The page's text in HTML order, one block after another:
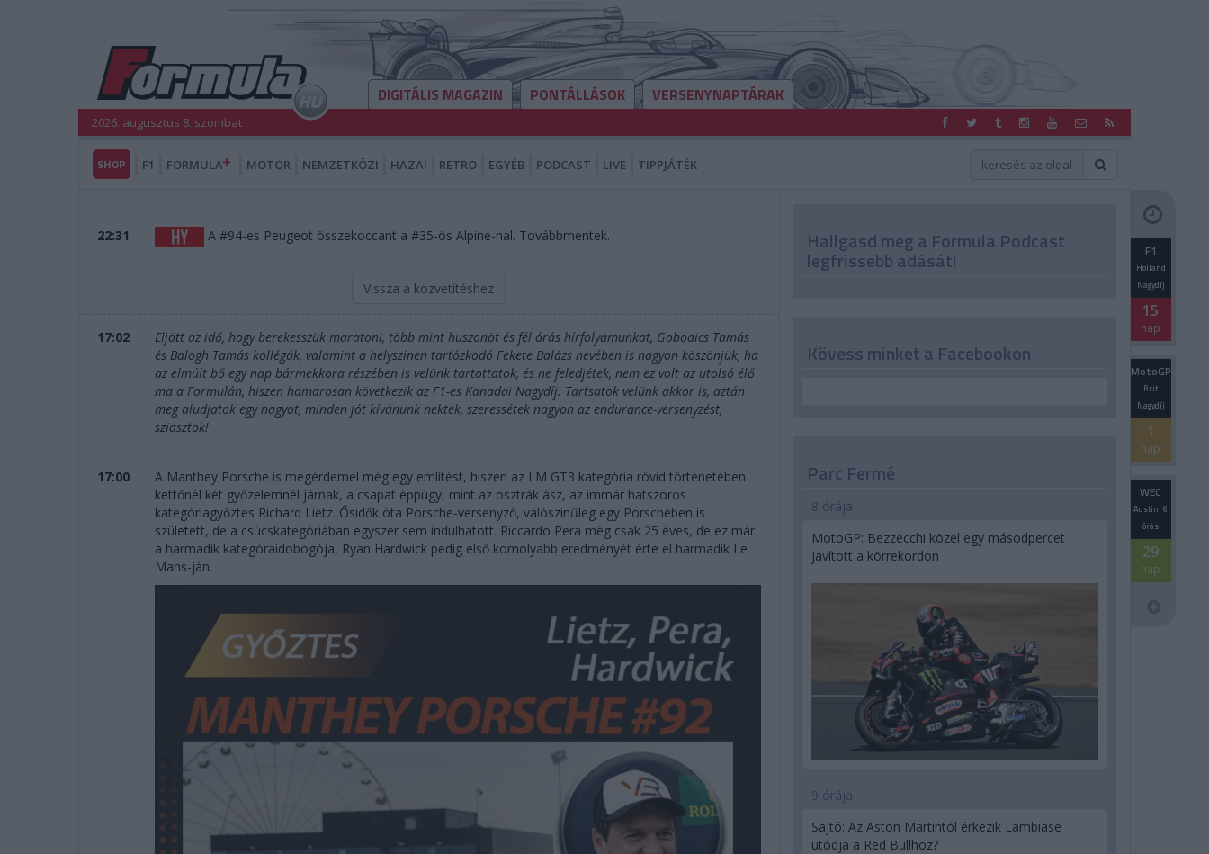
DIGITÁLIS MAGAZIN PONTÁLLÁSOK VERSENYNAPTÁRAK
2026. augusztus 8. szombat
SHOP F1 FORMULA MOTOR NEMZETKÖZI HAZAI RETRO EGYÉB PODCAST LIVE TIPPJÁTÉK
22:31 A #94-es Peugeot összekoccant a #35-ös Alpine-nal. Továbbmentek.
Vissza a közvetítéshez
17:02
Eljött az idő, hogy berekesszük maratoni, több mint huszonöt és fél órás hírfolyamunkat, Gobodics Tamás
és Balogh Tamás kollégák, valamint a helyszínen tartózkodó Fekete Balázs nevében is nagyon köszönjük, ha
az elmúlt bő egy nap bármekkora részében is velünk tartottatok, és ne feledjétek, nem ez volt az utolsó élő
ma a Formulán, hiszen hamarosan következik az F1-es Kanadai Nagydíj. Tartsatok velünk akkor is, aztán
meg aludjatok egy nagyot, minden jót kívánunk nektek, szeressétek nagyon az endurance-versenyzést,
sziasztok!
17:00
A Manthey Porsche is megérdemel még egy említést, hiszen az LM GT3 kategória rövid történetében
kettőnél két győzelemnél járnak, a csapat éppúgy, mint az osztrák ász, az immár hatszoros
kategóriagyőztes Richard Lietz. Ősidők óta Porsche-versenyző, valószínűleg egy Porschében is
született, de a csúcskategóriában egyszer sem indulhatott. Riccardo Pera még csak 25 éves, de ez már
a harmadik kategóraidobogója, Ryan Hardwick pedig első komolyabb eredményét érte el harmadik Le
Mans-ján.
Hallgasd meg a Formula Podcast
legfrissebb adását! F1
Holland
Nagydíj
15
nap
MotoGP
Brit
Nagydíj
1
nap
WEC
Austini 6
órás
29
nap
Kövess minket a Facebookon
Parc Fermé
8 órája
MotoGP: Bezzecchi közel egy másodpercet
javított a körrekordon
9 órája
Sajtó: Az Aston Martintól érkezik Lambiase
utódja a Red Bullhoz?